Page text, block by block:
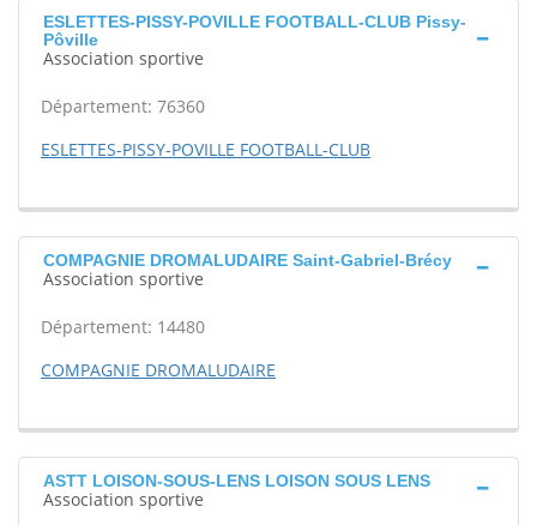
ESLETTES-PISSY-POVILLE FOOTBALL-CLUB Pissy-
Pôville
Association sportive
Département: 76360
ESLETTES-PISSY-POVILLE FOOTBALL-CLUB
COMPAGNIE DROMALUDAIRE Saint-Gabriel-Brécy
Association sportive
Département: 14480
COMPAGNIE DROMALUDAIRE
ASTT LOISON-SOUS-LENS LOISON SOUS LENS
Association sportive